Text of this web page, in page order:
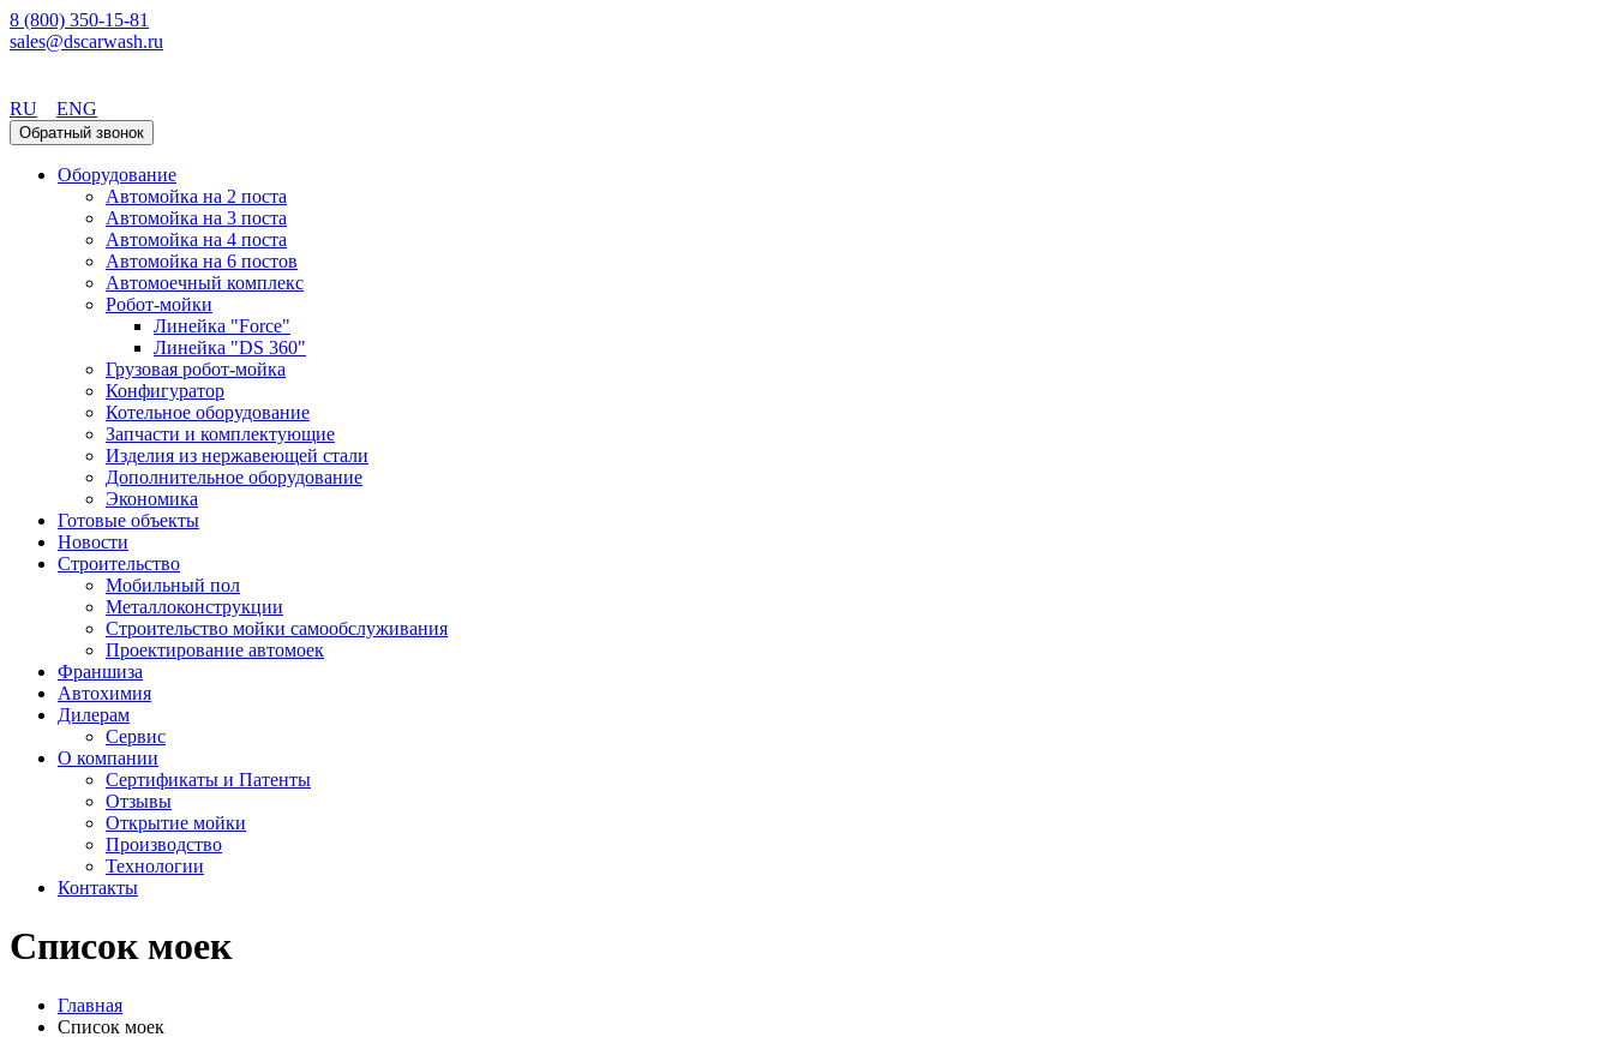
8 (800) 350-15-81
sales@dscarwash.ru
RU
ENG
Обратный звонок
Оборудование
Автомойка на 2 поста
Автомойка на 3 поста
Автомойка на 4 поста
Автомойка на 6 постов
Автомоечный комплекс
Робот-мойки
Линейка "Force"
Линейка "DS 360"
Грузовая робот-мойка
Конфигуратор
Котельное оборудование
Запчасти и комплектующие
Изделия из нержавеющей стали
Дополнительное оборудование
Экономика
Готовые объекты
Новости
Строительство
Мобильный пол
Металлоконструкции
Строительство мойки самообслуживания
Проектирование автомоек
Франшиза
Автохимия
Дилерам
Сервис
О компании
Сертификаты и Патенты
Отзывы
Открытие мойки
Производство
Технологии
Контакты
Список моек
Главная
Список моек